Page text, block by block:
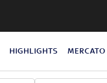
HIGHLIGHTS MERCATO